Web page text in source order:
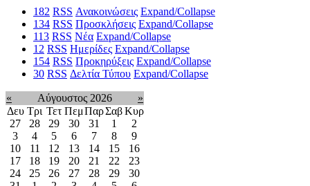
182 RSS Ανακοινώσεις Expand/Collapse
134 RSS Προσκλήσεις Expand/Collapse
113 RSS Νέα Expand/Collapse
12 RSS Ημερίδες Expand/Collapse
154 RSS Προκηρύξεις Expand/Collapse
30 RSS Δελτία Τύπου Expand/Collapse
« Αύγουστος 2026
»
Δευ Τρι Τετ ΠεμΠαρΣαβΚυρ
27
28 29 30 31 1
2
3
4 5 6 7 8
9
10
11 12 13 14 15
16
17
18 19 20 21 22
23
24
25 26 27 28 29
30